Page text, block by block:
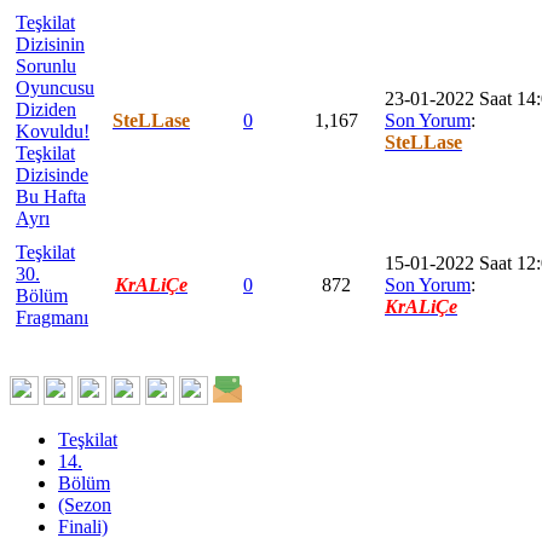
Teşkilat
Dizisinin
Sorunlu
Oyuncusu
Diziden
Kovuldu!
Teşkilat
Dizisinde
Bu Hafta
Ayrı
SteLLase 0 1,167
23-01-2022 Saat
Son Yorum:
SteLLase
Teşkilat
30.
Bölüm
Fragmanı
KrALiÇe 0 872
15-01-2022 Saat
Son Yorum:
KrALiÇe
Teşkilat
14.
Bölüm
(Sezon
Finali)